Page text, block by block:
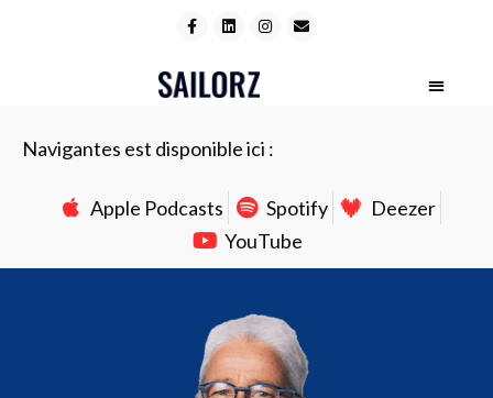
Navigantes est disponible ici :
Apple Podcasts Spotify
Deezer
YouTube